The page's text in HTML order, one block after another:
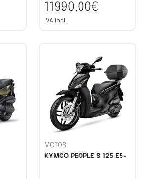
11990,00€
IVA Incl.
MOTOS
KYMCO PEOPLE S 125 E5+